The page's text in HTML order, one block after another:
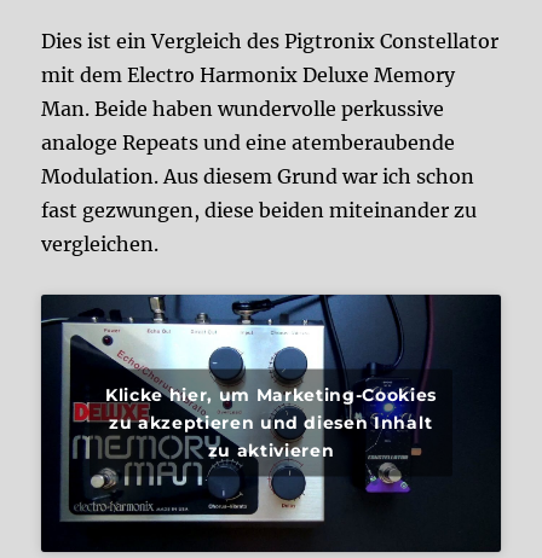
Dies ist ein Vergleich des Pigtronix Constellator
mit dem Electro Harmonix Deluxe Memory
Man. Beide haben wundervolle perkussive
analoge Repeats und eine atemberaubende
Modulation. Aus diesem Grund war ich schon
fast gezwungen, diese beiden miteinander zu
vergleichen.
Klicke hier, um Marketing-Cookies
zu akzeptieren und diesen Inhalt
zu aktivieren